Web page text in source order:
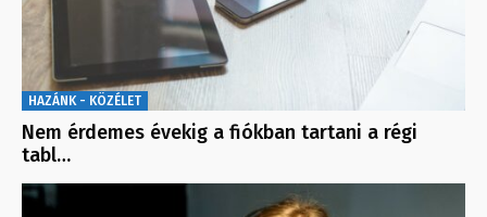
HAZÁNK - KÖZÉLET
Nem érdemes évekig a fiókban tartani a régi
tabl…